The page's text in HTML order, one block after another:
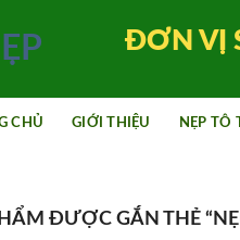
ĐƠN VỊ
CHỦ GIỚI THIỆU NẸP TÔ
ĐƯỢC GẮN THẺ